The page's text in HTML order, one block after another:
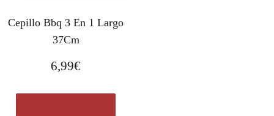
Cepillo Bbq 3 En 1 Largo
37Cm
6,99€